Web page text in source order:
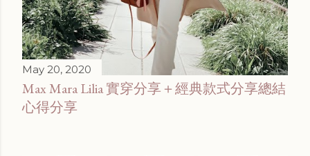
May 20, 2020
Max Mara Lilia 實穿分享＋經典款式分享總結
心得分享